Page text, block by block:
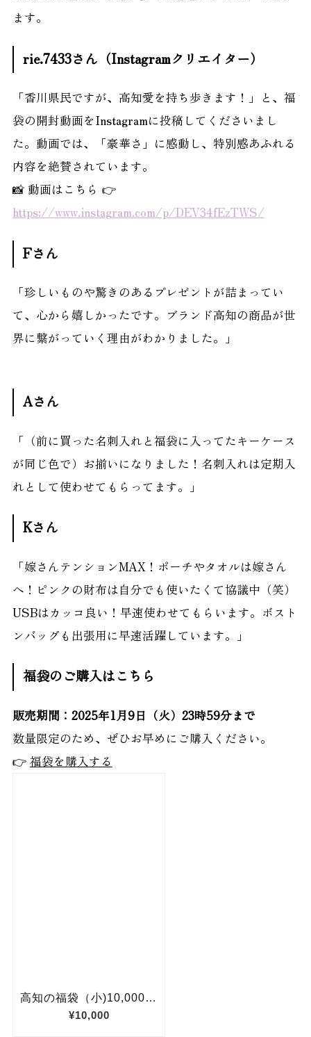
ます。
rie.7433さん（Instagramクリエイター）
「香川県民ですが、高知愛を持ち歩きます！」と、福
袋の開封動画をInstagramに投稿してくださいまし
た。動画では、「豪華さ」に感動し、特別感あふれる
内容を絶賛されています。
📸 動画はこちら 👉
https://www.instagram.com/p/DEV34fEzTWS/
Fさん
「珍しいものや驚きのあるプレゼントが詰まってい
て、心から嬉しかったです。ブランド高知の商品が世
界に繋がっていく理由がわかりました。」
Aさん
「（前に買った名刺入れと福袋に入ってたキーケース
が同じ色で）お揃いになりました！名刺入れは定期入
れとして使わせてもらってます。」
Kさん
「嫁さんテンションMAX！ポーチやタオルは嫁さん
へ！ピンクの財布は自分でも使いたくて協議中（笑）
USBはカッコ良い！早速使わせてもらいます。ボスト
ンバッグも出張用に早速活躍しています。」
福袋のご購入はこちら
販売期間：2025年1月9日（火）23時59分まで
数量限定のため、ぜひお早めにご購入ください。
👉 福袋を購入する